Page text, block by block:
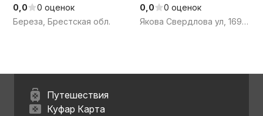
0,0
0 оценок
Береза, Брестская обл.
0,0
0 оценок
Якова Свердлова ул, 169, Берёза, Берёзовский район, Брестская область
Путешествия
Куфар Карта